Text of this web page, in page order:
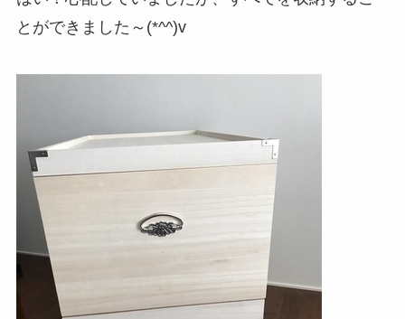
とができました～(*^^)v